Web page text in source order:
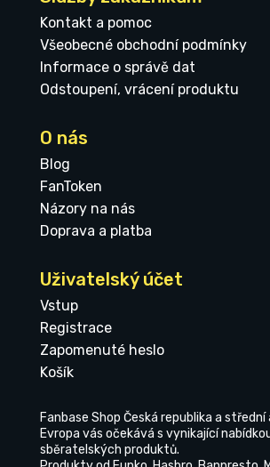
Kontakt a pomoc
Všeobecné obchodní podmínky
Informace o správě dat
Odstoupení, vrácení produktu
O nás
Blog
FanToken
Názory na nás
Doprava a platba
Uživatelský účet
Vstup
Registrace
Zapomenuté heslo
Košík
Fanbase Shop Česká republika a
Evropa vás očekává s vynikající
sběratelských produktů.